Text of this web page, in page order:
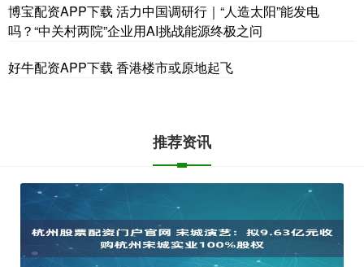
博宝配资APP下载 活力中国调研行｜“人造太阳”能发电
吗？“中关村两院”企业用AI挑战能源终极之问
好牛配资APP下载 香港楼市或原地起飞
推荐资讯